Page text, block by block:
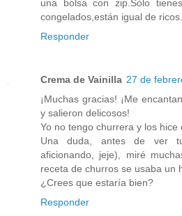
una bolsa con zip.Sólo
congelados,están igual de ricos.
Responder
Crema de Vainilla 27 de
¡Muchas gracias! ¡Me
y salieron delicosos!
Yo no tengo churrera y los hice
Una duda, antes de ver
aficionando, jeje), miré
receta de churros se usaba un
¿Crees que estaría bien?
Responder